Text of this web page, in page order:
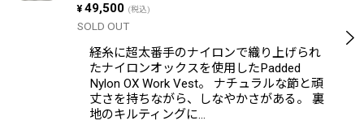
¥ 49,500 (税込)
SOLD OUT
経糸に超太番手のナイロンで織り上げられ
たナイロンオックスを使用したPadded
Nylon OX Work Vest。 ナチュラルな節と頑
丈さを持ちながら、しなやかさがある。 裏
地のキルティングに…